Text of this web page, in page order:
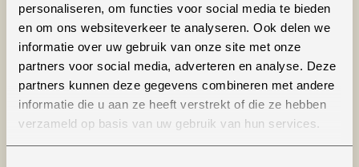
personaliseren, om functies voor social media te bieden
en om ons websiteverkeer te analyseren. Ook delen we
informatie over uw gebruik van onze site met onze
partners voor social media, adverteren en analyse. Deze
partners kunnen deze gegevens combineren met andere
informatie die u aan ze heeft verstrekt of die ze hebben
verzameld op basis van uw gebruik van hun services.
Productinformatie